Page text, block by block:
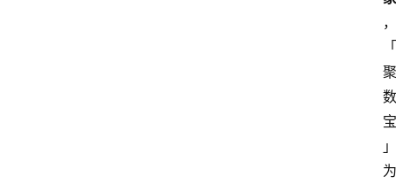
，
「
聚
数
宝
」
为